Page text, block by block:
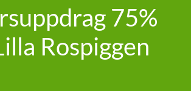
75%
Rospiggen